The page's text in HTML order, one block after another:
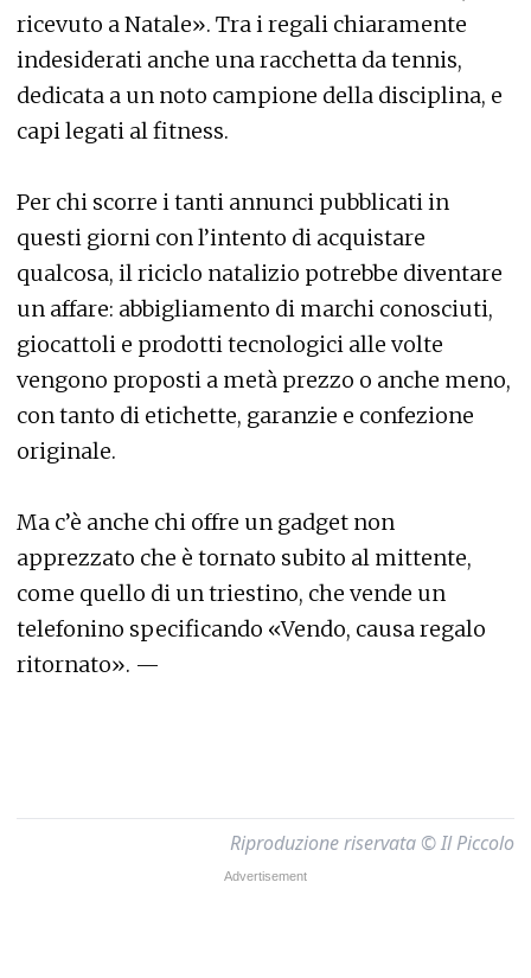
ricevuto a Natale». Tra i regali chiaramente
indesiderati anche una racchetta da tennis,
dedicata a un noto campione della disciplina, e
capi legati al fitness.
Per chi scorre i tanti annunci pubblicati in
questi giorni con l’intento di acquistare
qualcosa, il riciclo natalizio potrebbe diventare
un affare: abbigliamento di marchi conosciuti,
giocattoli e prodotti tecnologici alle volte
vengono proposti a metà prezzo o anche meno,
con tanto di etichette, garanzie e confezione
originale.
Ma c’è anche chi offre un gadget non
apprezzato che è tornato subito al mittente,
come quello di un triestino, che vende un
telefonino specificando «Vendo, causa regalo
ritornato». —
Riproduzione riservata © Il Piccolo